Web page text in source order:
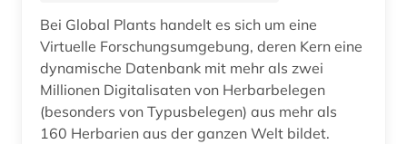
geschichte 1700 ff. (1)
geschichte 1720-1900 (1)
geschichte 1778-1819 (1)
Bei Global Plants handelt es sich um eine
Virtuelle Forschungsumgebung, deren Kern eine
dynamische Datenbank mit mehr als zwei
Millionen Digitalisaten von Herbarbelegen
(besonders von Typusbelegen) aus mehr als
160 Herbarien aus der ganzen Welt bildet.